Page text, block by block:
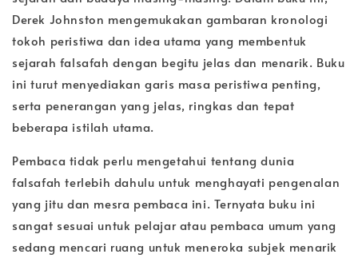
Derek Johnston mengemukakan gambaran kronologi
tokoh peristiwa dan idea utama yang membentuk
sejarah falsafah dengan begitu jelas dan menarik. Buku
ini turut menyediakan garis masa peristiwa penting,
serta penerangan yang jelas, ringkas dan tepat
beberapa istilah utama.
Pembaca tidak perlu mengetahui tentang dunia
falsafah terlebih dahulu untuk menghayati pengenalan
yang jitu dan mesra pembaca ini. Ternyata buku ini
sangat sesuai untuk pelajar atau pembaca umum yang
sedang mencari ruang untuk meneroka subjek menarik